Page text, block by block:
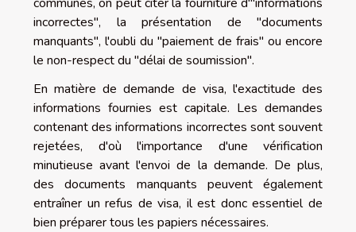
incorrectes", la présentation de "documents
manquants", l'oubli du "paiement de frais" ou encore
le non-respect du "délai de soumission".
En matière de demande de visa, l'exactitude des
informations fournies est capitale. Les demandes
contenant des informations incorrectes sont souvent
rejetées, d'où l'importance d'une vérification
minutieuse avant l'envoi de la demande. De plus,
des documents manquants peuvent également
entraîner un refus de visa, il est donc essentiel de
bien préparer tous les papiers nécessaires.